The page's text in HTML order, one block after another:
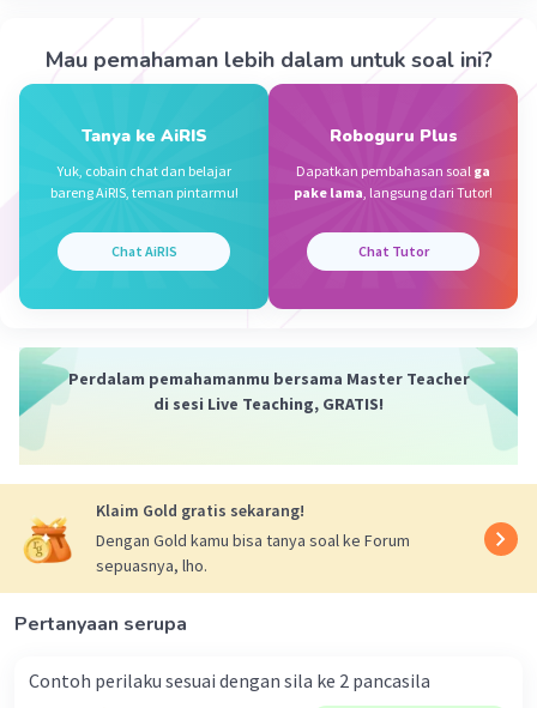
30 Desember 2023 08:34
mental dan memberhentikan
Beri Rating·0.0( Balas
Mau pemahaman lebih dalam untuk soal ini?
Tanya ke AiRIS
Yuk, cobain chat dan belajar
bareng AiRIS, teman pintarmu!
Chat AiRIS
Roboguru Plus
Dapatkan pembahasan soal ga
pake lama, langsung dari Tutor!
Chat Tutor
Perdalam pemahamanmu bersama Master Teacher
di sesi Live Teaching, GRATIS!
Klaim Gold gratis sekarang!
Dengan Gold kamu bisa tanya soal ke Forum
sepuasnya, lho.
Pertanyaan serupa
Contoh perilaku sesuai dengan sila ke 2 pancasila